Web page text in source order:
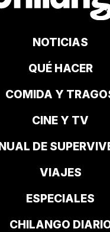
NOTICIAS
QUÉ HACER
COMIDA Y
CINE Y TV
DE
VIAJES
ESPECIALES
CHILANGO